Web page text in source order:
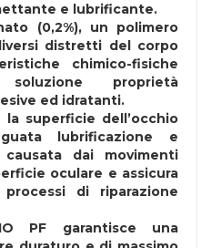
e lubrificante.
(0,2%), un polimero
distretti del corpo
chimico-fisiche
proprietà
ed idratanti.
la superficie dell’occhio
lubrificazione e
dai movimenti
oculare e assicura
di riparazione
PF garantisce una